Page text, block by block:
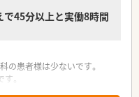
45分以上と実働8時間
の患者様は少ないです。
。